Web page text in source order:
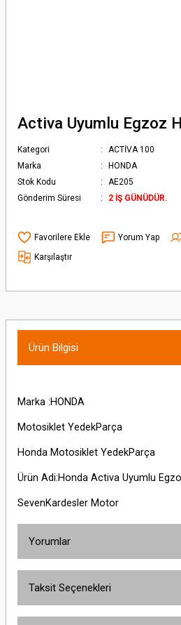
Activa Uyumlu Egzoz
Kategori
ACTİVA 100
Marka
HONDA
Stok Kodu
AE205
Gönderim Süresi
2 İŞ GÜNÜDÜR.
Yorum Yap
Karşılaştır
Ürün Bilgisi
Marka :HONDA
Motosiklet YedekParça
Honda Motosiklet YedekParça
Ürün Adi:Honda Activa Uyumlu
SevenKardesler Motor
Yorumlar
Taksit Seçenekleri